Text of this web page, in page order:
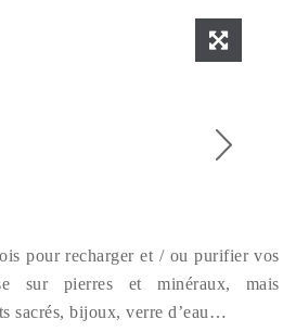
pour recharger et / ou purifier vos
sur pierres et minéraux, mais
sacrés, bijoux, verre d’eau…